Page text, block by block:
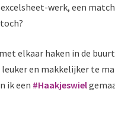
werk, een
elkaar haken in de
en makkelijker te
ik een #Haakjeswiel